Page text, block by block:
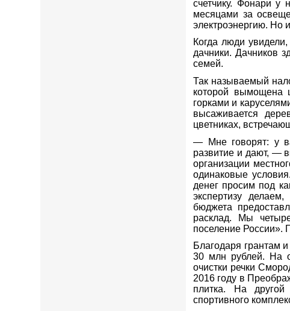
счетчику. Фонари
месяцами за
электроэнергию. Но
Когда люди
дачники. Дачников
семей.
Так называемый
которой вымощена
горками и
высаживается
цветниках,
— Мне говорят: у
развитие и дают, —
организации
одинаковые
денег просим под
экспертизу
бюджета
расклад. Мы
поселение России».
Благодаря грантам
30 млн рублей. На
очистки речки
2016 году в
плитка. На другой
спортивного